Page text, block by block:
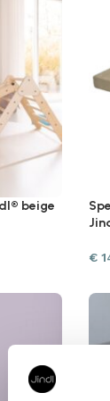
beige
€